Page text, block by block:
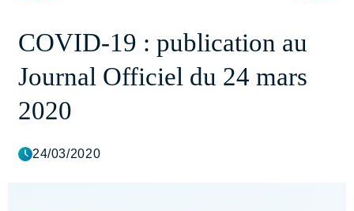
COVID-19 : publication au
Journal Officiel du 24 mars
2020
24/03/2020